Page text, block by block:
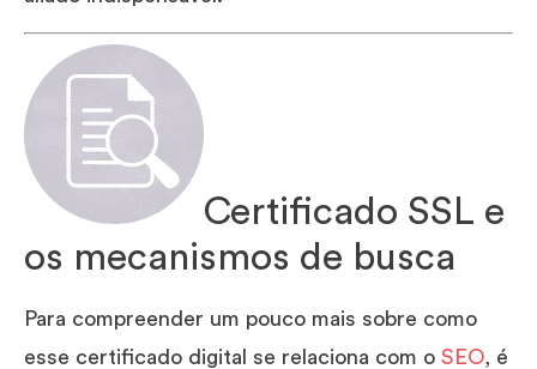
Certificado SSL e
os mecanismos de busca
Para compreender um pouco mais sobre como
esse certificado digital se relaciona com o SEO, é